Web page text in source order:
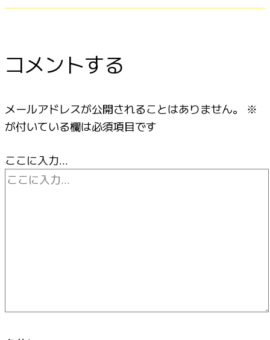
コメントする
メールアドレスが公開されることはありません。
※
が付いている欄は必須項目です
ここに入力…